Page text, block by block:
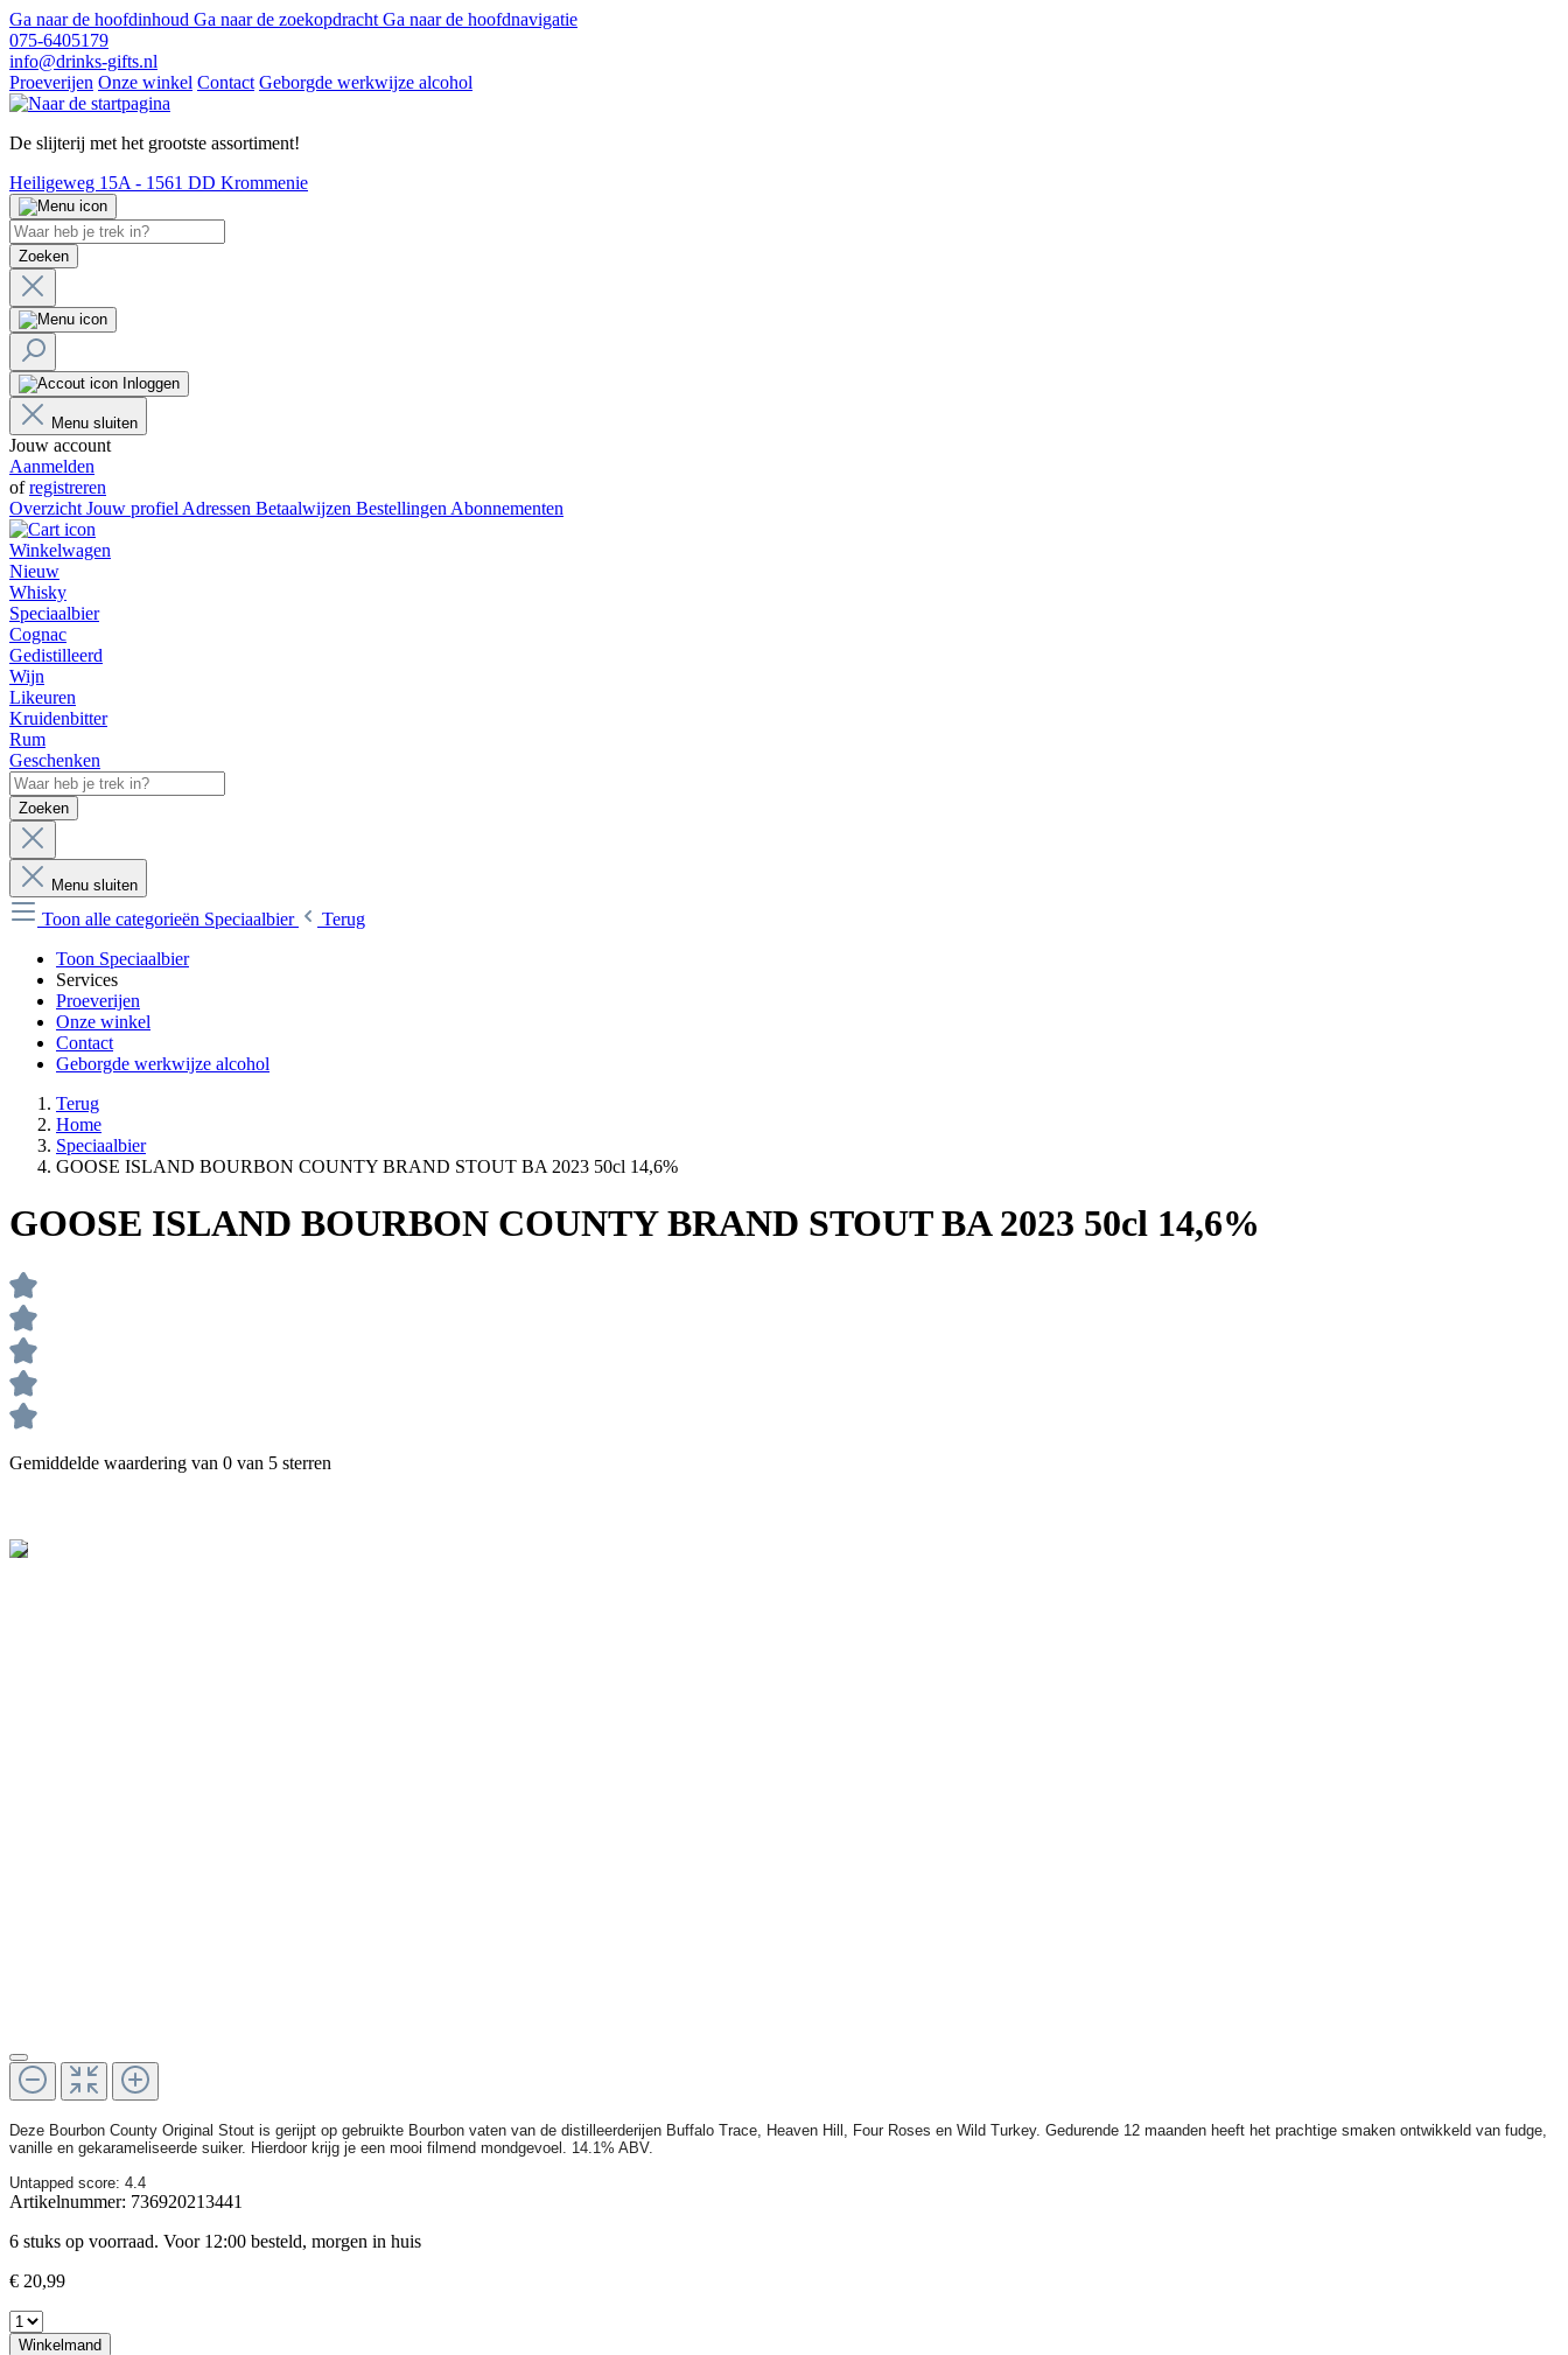
Ga naar de hoofdinhoud Ga naar de zoekopdracht Ga naar de hoofdnavigatie
075-6405179
info@drinks-gifts.nl
Proeverijen Onze winkel Contact Geborgde werkwijze alcohol
De slijterij met het grootste assortiment!
Heiligeweg 15A - 1561 DD Krommenie
Zoeken
Inloggen
Menu sluiten
Jouw account
Aanmelden
ofregistreren
Overzicht Jouw profiel Adressen Betaalwijzen Bestellingen Abonnementen
Winkelwagen
Nieuw
Whisky
Speciaalbier
Cognac
Gedistilleerd
Wijn
Likeuren
Kruidenbitter
Rum
Geschenken
Zoeken
Menu sluiten
Toon alle categorieën Speciaalbier
Terug
Toon Speciaalbier
Services
Proeverijen
Onze winkel
Contact
Geborgde werkwijze alcohol
Terug
Home
Speciaalbier
GOOSE ISLAND BOURBON COUNTY BRAND STOUT BA 2023 50cl 14,6%
GOOSE ISLAND BOURBON COUNTY BRAND STOUT BA 2023 50cl 14,6%
Gemiddelde waardering van 0 van 5 sterren
Deze Bourbon County Original Stout is gerijpt op gebruikte Bourbon vaten van de distilleerderijen Buffalo Trace, Heaven Hill, Four Roses en Wild Turkey. Gedurende 12 maanden heeft het prachtige smaken ontwikkeld van fudge,
vanille en gekarameliseerde suiker. Hierdoor krijg je een mooi filmend mondgevoel. 14.1% ABV.
Untapped score: 4.4
Artikelnummer: 736920213441
6 stuks op voorraad. Voor 12:00 besteld, morgen in huis
€ 20,99
Winkelmand